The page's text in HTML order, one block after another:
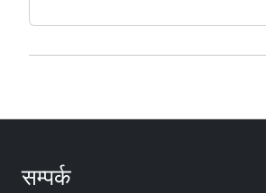
सम्पर्क